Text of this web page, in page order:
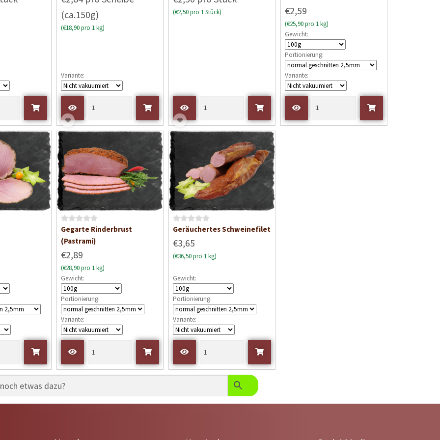
(ca.150g)
(€18,90 pro 1 kg)
Variante:
w
e
0
o
n
5
(€2,50 pro 1 Stück)
e
r
t
e
t
m
i
0
n
€2,59
(€25,90 pro 1 kg)
Gewicht:
Portionierung:
Variante:
B
e
e
r
t
e
t
m
i
0
n
5
Gegarte Rinderbrust
(Pastrami)
€2,89
(€28,90 pro 1 kg)
Gewicht:
Portionierung:
Variante:
B
w
e
t
e
t
m
i
0
n
Geräuchertes Schweinefilet
€3,65
(€36,50 pro 1 kg)
Gewicht:
Portionierung:
Variante: